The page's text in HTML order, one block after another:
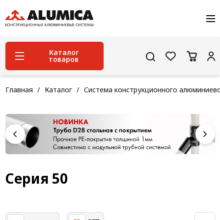
О компании
Услуги
Сервис и поддержка
Проекты
Контакты
Каталог
товаров
Система конструкционного алюминиевого
профиля
Конструкционная трубная система
Модульная трубная система
Кабельные короба
Конвейерная фурнитура
Система линейного перемещения NEW!
Главная Каталог Система конструкционного
Серия 50